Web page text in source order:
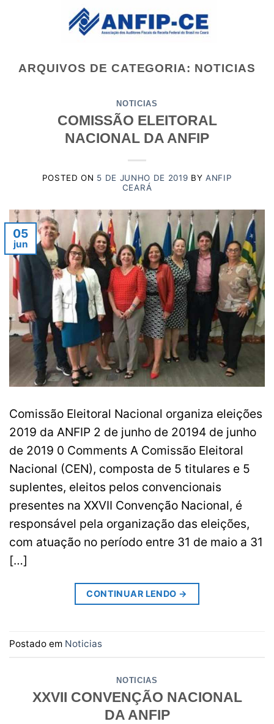
ARQUIVOS DE CATEGORIA: NOTICIAS
NOTICIAS
COMISSÃO ELEITORAL
NACIONAL DA ANFIP
POSTED ON 5 DE JUNHO DE 2019 BYANFIP
CEARÁ
05
jun
Comissão Eleitoral Nacional organiza eleições
2019 da ANFIP 2 de junho de 20194 de junho
de 2019 0 Comments A Comissão Eleitoral
Nacional (CEN), composta de 5 titulares e 5
suplentes, eleitos pelos convencionais
presentes na XXVII Convenção Nacional, é
responsável pela organização das eleições,
com atuação no período entre 31 de maio a 31
[…]
CONTINUAR LENDO →
Postado em Noticias
NOTICIAS
XXVII CONVENÇÃO NACIONAL
DA ANFIP